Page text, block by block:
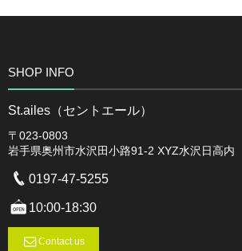
SHOP INFO
St.ailes（セントエール）
〒023-0803
岩手県奥州市水沢田小路91-2 XYZ水沢日高内
0197-47-5255
10:00-18:30
Contact us